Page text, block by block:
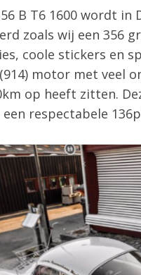
B T6 1600 wordt
zoals wij een 356
coole stickers en
motor met veel
op heeft zitten.
respectabele